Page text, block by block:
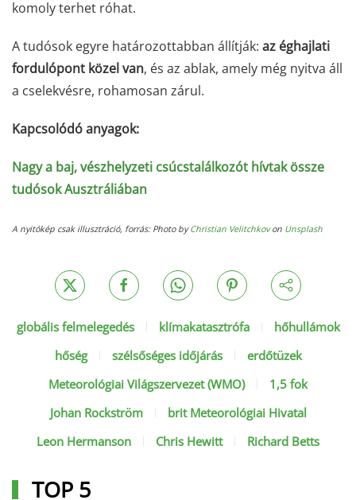
komoly terhet róhat.
A tudósok egyre határozottabban állítják: az éghajlati
fordulópont közel van, és az ablak, amely még nyitva áll
a cselekvésre, rohamosan zárul.
Kapcsolódó anyagok:
Nagy a baj, vészhelyzeti csúcstalálkozót hívtak össze
tudósok Ausztráliában
A nyitókép csak illusztráció, forrás: Photo byChristian Velitchkovon Unsplash
globális felmelegedés klímakatasztrófa
hőhullámok
hőség
szélsőséges időjárás
erdőtüzek
Meteorológiai Világszervezet (WMO)
1,5 fok
Johan Rockström
brit Meteorológiai Hivatal
Leon Hermanson
Chris Hewitt Richard Betts
TOP 5